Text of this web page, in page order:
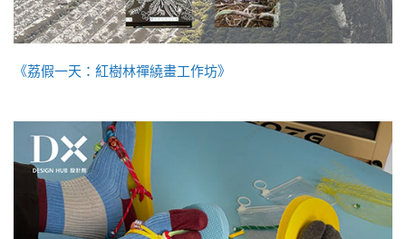
《荔假一天：紅樹林禪繞畫工作坊》